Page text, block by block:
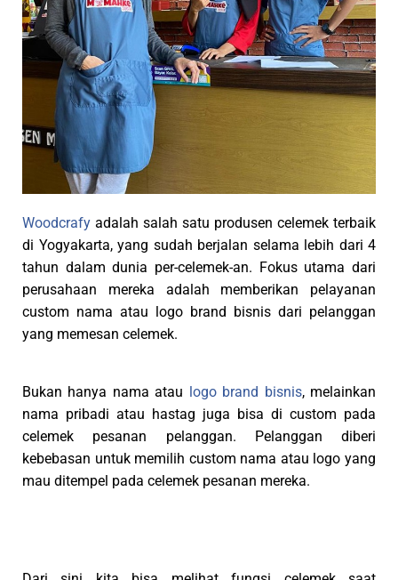
Woodcrafy adalah salah satu produsen celemek terbaik
di Yogyakarta, yang sudah berjalan selama lebih dari 4
tahun dalam dunia per-celemek-an. Fokus utama dari
perusahaan mereka adalah memberikan pelayanan
custom nama atau logo brand bisnis dari pelanggan
yang memesan celemek.
Bukan hanya nama atau logo brand bisnis, melainkan
nama pribadi atau hastag juga bisa di custom pada
celemek pesanan pelanggan. Pelanggan diberi
kebebasan untuk memilih custom nama atau logo yang
mau ditempel pada celemek pesanan mereka.